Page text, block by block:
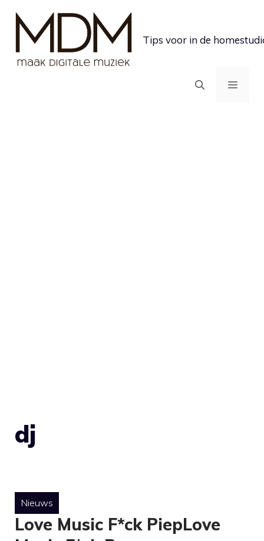
inhoud
Tips voor in de
MENU
dj
Nieuws
Love Music F*ck PiepLove